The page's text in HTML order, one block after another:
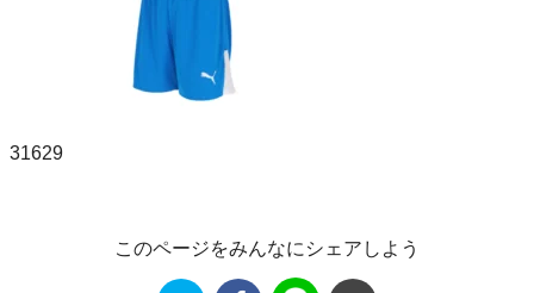
31629
このページをみんなにシェアしよう